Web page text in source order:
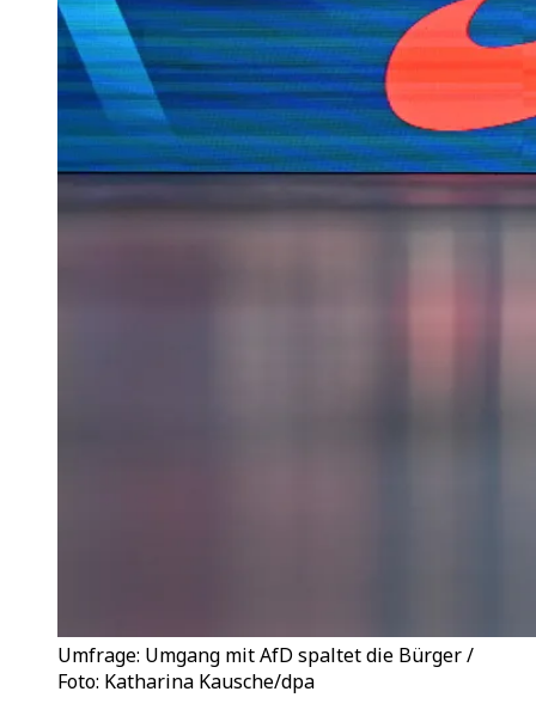
Umfrage: Umgang mit AfD spaltet die Bürger /
Foto: Katharina Kausche/dpa